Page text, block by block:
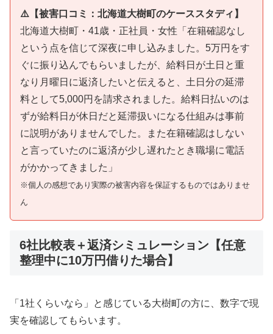
⚠️【被害口コミ：北海道大樹町のケーススタディ】
北海道大樹町・41歳・正社員・女性「在籍確認なし
という点を信じて深夜に申し込みました。5万円をす
ぐに振り込んでもらいましたが、給料日が土日と重
なり月曜日に返済したいと伝えると、土日分の延滞
料として5,000円を請求されました。給料日払いのは
ずが給料日が休日だと延滞扱いになる仕組みは事前
に説明がありませんでした。また在籍確認はしない
と言っていたのに返済が少し遅れたとき職場に電話
がかかってきました」
※個人の感想であり実際の被害内容を保証するものではありませ
ん
6社比較表＋返済シミュレーション【任意
整理中に10万円借りた場合】
「1社くらいなら」と感じている大樹町の方に、数字で現
実を確認してもらいます。